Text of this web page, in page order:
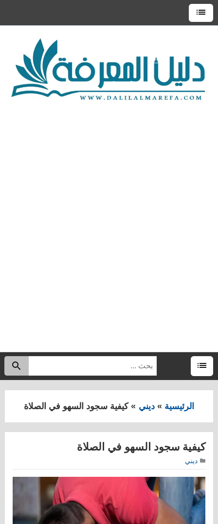
التجاوز
إلى
القائمة
القائمة
عن:
الرئيسية ديني كيفية سجود السهو في الصلاة
كيفية سجود السهو في الصلاة
ديني